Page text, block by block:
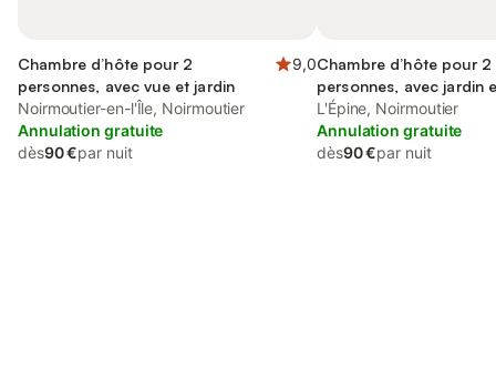
Chambre d’hôte pour 2
personnes, avec vue et jardin
9,0
Noirmoutier-en-l'Île, Noirmoutier
Annulation gratuite
dès90 €par nuit
Chambre d’hôte pour 2
personnes, avec jardin
L'Épine, Noirmoutier
Annulation gratuite
dès90 €par nuit